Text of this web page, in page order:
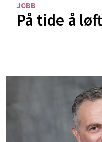
JOBB
På tide å